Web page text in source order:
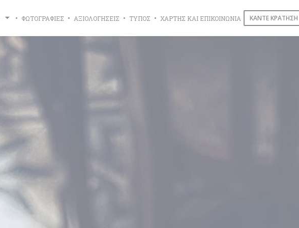
ΦΩΤΟΓΡΑΦΊΕΣ ΑΞΙΟΛΟΓΉΣΕΙΣ ΤΎΠΟΣ ΧΆΡΤΗΣ ΚΑΙ ΕΠΙΚΟΙΝΩΝΊΑ ΚΆΝΤΕ ΚΡΆΤΗΣΗ